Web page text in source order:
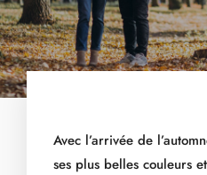
Avec l’arrivée de
ses plus belles couleurs